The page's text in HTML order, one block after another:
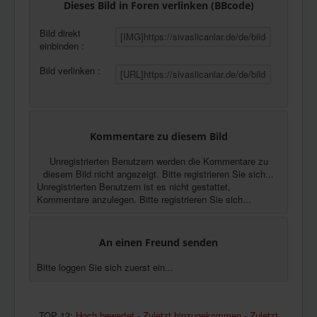
Dieses Bild in Foren verlinken (BBcode)
Bild direkt
einbinden :
Bild verlinken :
Kommentare zu diesem Bild
Unregistrierten Benutzern werden die Kommentare zu
diesem Bild nicht angezeigt. Bitte registrieren Sie sich...
Unregistrierten Benutzern ist es nicht gestattet,
Kommentare anzulegen. Bitte registrieren Sie sich...
An einen Freund senden
Bitte loggen Sie sich zuerst ein...